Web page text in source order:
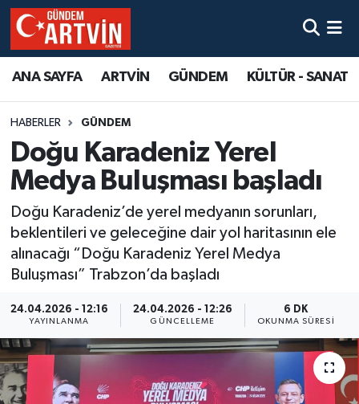
ANA SAYFA ARTVİN GÜNDEM KÜLTÜR - SANAT
HABERLER GÜNDEM
Doğu Karadeniz Yerel
Medya Buluşması başladı
Doğu Karadeniz’de yerel medyanın sorunları,
beklentileri ve geleceğine dair yol haritasının ele
alınacağı “Doğu Karadeniz Yerel Medya
Buluşması” Trabzon’da başladı
24.04.2026 - 12:16
YAYINLANMA
24.04.2026 - 12:26
GÜNCELLEME
6 DK
OKUNMA SÜRESI